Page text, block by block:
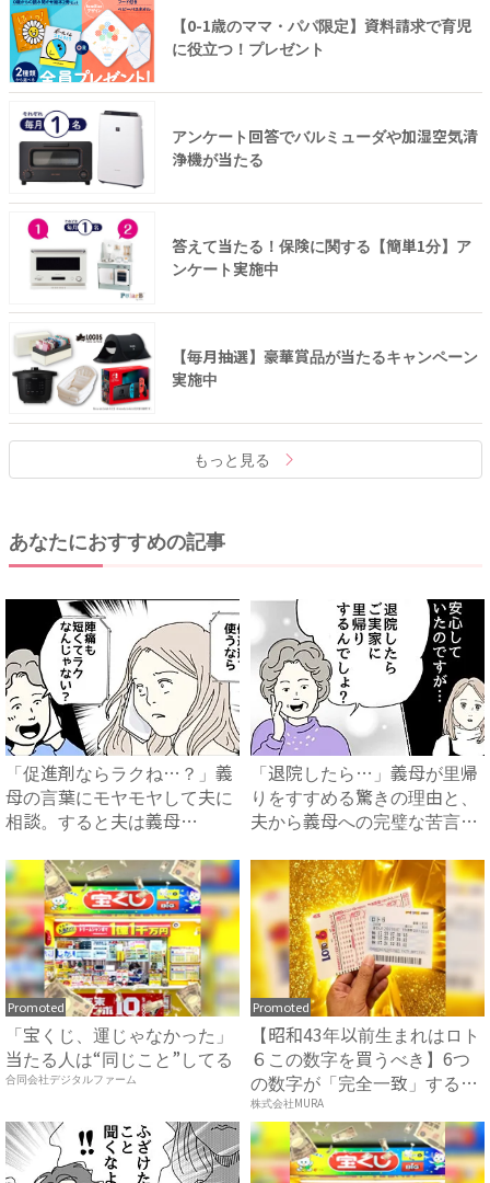
【0-1歳のママ・パパ限定】資料請求で育児
に役立つ！プレゼント
アンケート回答でバルミューダや加湿空気清
浄機が当たる
答えて当たる！保険に関する【簡単1分】ア
ンケート実施中
【毎月抽選】豪華賞品が当たるキャンペーン
実施中
もっと見る
あなたにおすすめの記事
「促進剤ならラクね…？」義
母の言葉にモヤモヤして夫に
相談。すると夫は義母
「退院したら…」義母が里帰
りをすすめる驚きの理由と、
夫から義母への完璧な苦言
Promoted
「宝くじ、運じゃなかった」
当たる人は“同じこと”してる
合同会社デジタルファーム
Promoted
【昭和43年以前生まれはロト
６この数字を買うべき】6つ
の数字が「完全一致」する
方...
株式会社MURA